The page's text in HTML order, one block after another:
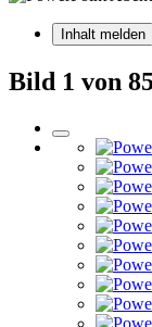
Inhalt melden
Bild 1 von